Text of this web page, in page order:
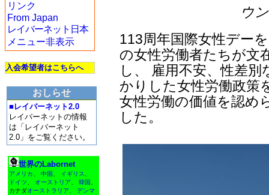
リンク
From Japan
レイバーネット日本
メニュー非表示
入会希望者はこちらへ
おしらせ
■レイバーネット2.0
レイバーネットの情報
は「レイバーネット
2.0」をご覧ください。
世界のLabornet
アメリカ 中国 イギリス
ドイツ
オーストリア 韓国
カナダオーストラリア
デンマ
ウ
113周年国際女性デー
の女性労働者たちが文
し、 雇用不安、性差
かりした女性労働政策
女性労働の価値を認め
した。